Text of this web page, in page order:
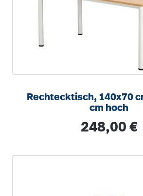
Rechtecktisch, 140x70
cm hoch
Regulärer Preis:
248,00 €